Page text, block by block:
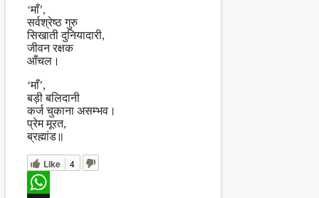
‘माँ’,
सर्वश्रेष्ठ गुरु
सिखाती दुनियादारी,
जीवन रक्षक
आँचल।
‘माँ’,
बड़ी बलिदानी
कर्ज चुकाना असम्भव।
प्रेम मूरत,
ब्रह्मांड॥
Like 4